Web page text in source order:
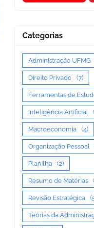
Categorias
Administração UFMG
Direito Privado (7)
Ferramentas de
Inteligência Artificial
Macroeconomia (4)
Organização Pessoal
Planilha (2)
Resumo de Matérias
Revisão Estratégica
Teorias da